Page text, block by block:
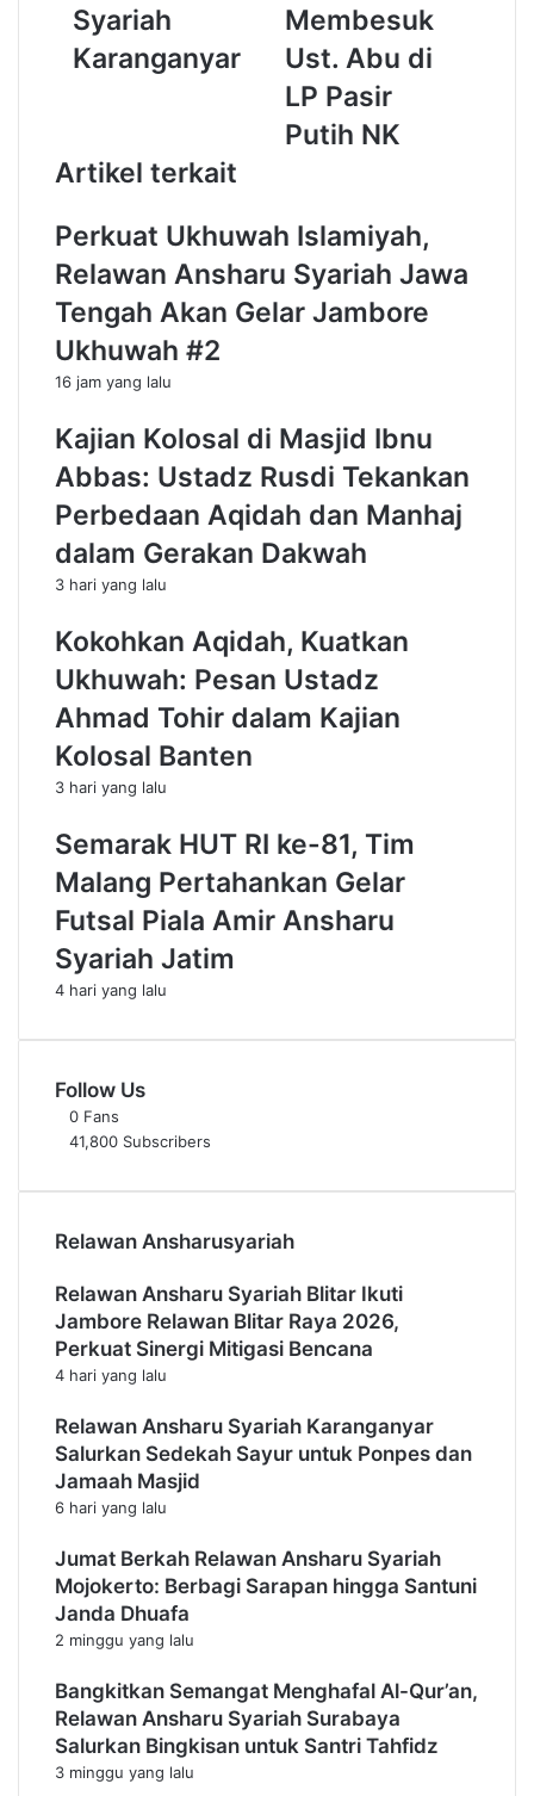
u
k
a
u
g
a
w
u
O
l
h
n
s
a
r
s
S
y
r
i
h
a
r
a
n
g
n
a
r
Syariah
Karanganyar
A
c
h
w
a
n
P
g
J
S
M
m
u
k
U
b
d
i
s
i
N
Membesuk
Ust. Abu di
LP Pasir
Putih NK
Artikel terkait
Perkuat Ukhuwah Islamiyah,
Relawan Ansharu Syariah Jawa
Tengah Akan Gelar Jambore
Ukhuwah #2
16 jam yang lalu
Kajian Kolosal di Masjid Ibnu
Abbas: Ustadz Rusdi Tekankan
Perbedaan Aqidah dan Manhaj
dalam Gerakan Dakwah
3 hari yang lalu
Kokohkan Aqidah, Kuatkan
Ukhuwah: Pesan Ustadz
Ahmad Tohir dalam Kajian
Kolosal Banten
3 hari yang lalu
Semarak HUT RI ke-81, Tim
Malang Pertahankan Gelar
Futsal Piala Amir Ansharu
Syariah Jatim
4 hari yang lalu
Follow Us
0 Fans
41,800 Subscribers
Relawan Ansharusyariah
Relawan Ansharu Syariah Blitar Ikuti
Jambore Relawan Blitar Raya 2026,
Perkuat Sinergi Mitigasi Bencana
4 hari yang lalu
Relawan Ansharu Syariah Karanganyar
Salurkan Sedekah Sayur untuk Ponpes dan
Jamaah Masjid
6 hari yang lalu
Jumat Berkah Relawan Ansharu Syariah
Mojokerto: Berbagi Sarapan hingga Santuni
Janda Dhuafa
2 minggu yang lalu
Bangkitkan Semangat Menghafal Al-Qur’an,
Relawan Ansharu Syariah Surabaya
Salurkan Bingkisan untuk Santri Tahfidz
3 minggu yang lalu